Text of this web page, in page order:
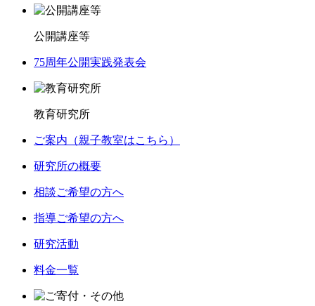
公開講座等
75周年公開実践発表会
教育研究所
ご案内（親子教室はこちら）
研究所の概要
相談ご希望の方へ
指導ご希望の方へ
研究活動
料金一覧